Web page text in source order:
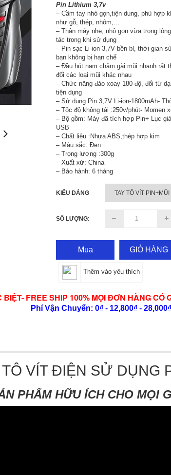
Pin Lithium 3,7v
– Cầm tay nhỏ gọn,tiện dung, phù hợp
như gỗ, thép, nhôm,…
– Thân máy nhẹ, nhỏ gọn vừa trong
tác trong khi sử dụng
– Pin sạc Li-ion 3,7V bền bỉ, thời gian
bạn không bị hạn chế
– Đầu hút nam châm gài mũi nhanh rất
đổi các loại mũi khác nhau
– Chức năng đảo xoay 180 độ, đổi từ
tiện dụng
– Sử dụng Pin 3,7V Li-ion-1800mAh-
– Tốc độ không tải :250v/phút- Momen
– Bộ gồm: Máy đã tích hợp Pin+ Lục
USB
– Chất liệu :Nhựa ABS,thép hợp kim
– Màu sắc: Đen
– Trọng lượng :300g
– Xuất xứ: China
– Bảo hành: 6 tháng
KIỂU DÁNG
SỐ LƯỢNG:
Mua GIỎ HÀNG
Thêm vào yêu thích
FREE SHIP 100% MỌI ĐƠN HÀNG CÓ
Phí Vận Chuyển: 0₫ - 12,800₫ -
VÍT ĐIỆN SỬ DỤNG
PHẨM HỮU ÍCH CHO MỌI